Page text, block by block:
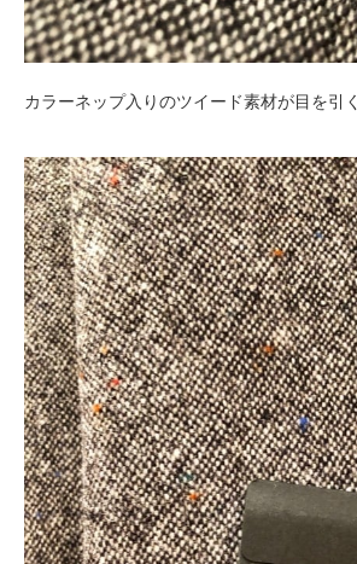
カラーネップ入りのツイード素材が目を引く